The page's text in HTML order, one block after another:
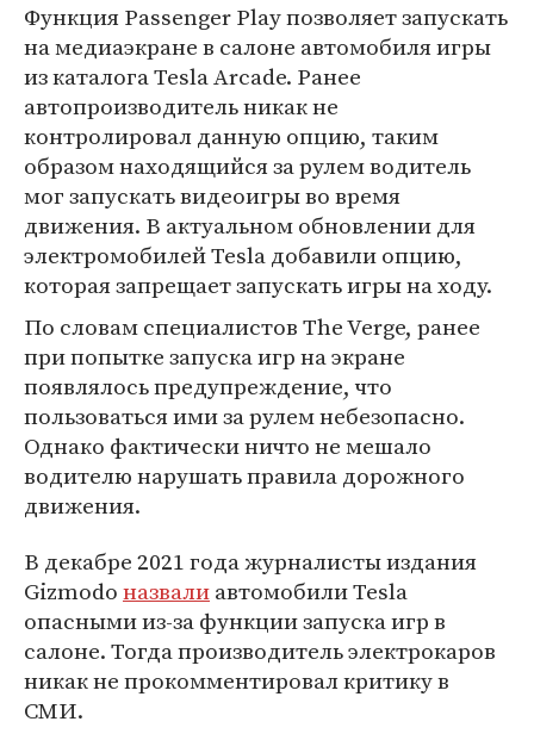
Функция Passenger Play позволяет запускать
на медиаэкране в салоне автомобиля игры
из каталога Tesla Arcade. Ранее
автопроизводитель никак не
контролировал данную опцию, таким
образом находящийся за рулем водитель
мог запускать видеоигры во время
движения. В актуальном обновлении для
электромобилей Tesla добавили опцию,
которая запрещает запускать игры на ходу.
По словам специалистов The Verge, ранее
при попытке запуска игр на экране
появлялось предупреждение, что
пользоваться ими за рулем небезопасно.
Однако фактически ничто не мешало
водителю нарушать правила дорожного
движения.
В декабре 2021 года журналисты издания
Gizmodoназвалиавтомобили Tesla
опасными из-за функции запуска игр в
салоне. Тогда производитель электрокаров
никак не прокомментировал критику в
СМИ.